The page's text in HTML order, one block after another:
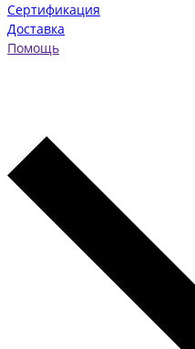
Сертификация
Доставка
Помощь